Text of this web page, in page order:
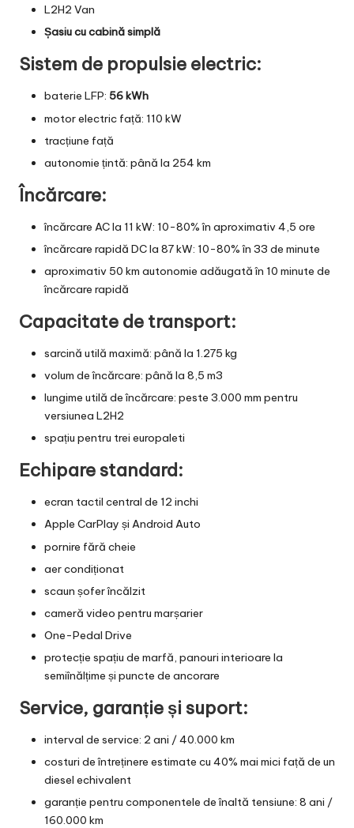
L2H2 Van
Șasiu cu cabină simplă
Sistem de propulsie electric:
baterie LFP: 56 kWh
motor electric față: 110 kW
tracțiune față
autonomie țintă: până la 254 km
Încărcare:
încărcare AC la 11 kW: 10-80% în aproximativ 4,5 ore
încărcare rapidă DC la 87 kW: 10-80% în 33 de minute
aproximativ 50 km autonomie adăugată în 10 minute de
încărcare rapidă
Capacitate de transport:
sarcină utilă maximă: până la 1.275 kg
volum de încărcare: până la 8,5 m3
lungime utilă de încărcare: peste 3.000 mm pentru
versiunea L2H2
spațiu pentru trei europaleti
Echipare standard:
ecran tactil central de 12 inchi
Apple CarPlay și Android Auto
pornire fără cheie
aer condiționat
scaun șofer încălzit
cameră video pentru marșarier
One-Pedal Drive
protecție spațiu de marfă, panouri interioare la
semiînălțime și puncte de ancorare
Service, garanție și suport:
interval de service: 2 ani / 40.000 km
costuri de întreținere estimate cu 40% mai mici față de un
diesel echivalent
garanție pentru componentele de înaltă tensiune: 8 ani /
160.000 km